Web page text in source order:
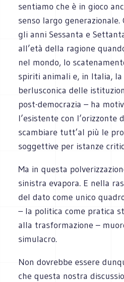
sentiamo che è in gioco
senso largo generazionale.
gli anni Sessanta e
all’età della ragione
nel mondo, lo
spiriti animali e, in Italia, la
berlusconica delle
post-democrazia – ha
l’esistente con l’orizzonte
scambiare tutt’al più le
soggettive per istanze
Ma in questa
sinistra evapora. E nella
del dato come unico
– la politica come pratica
alla trasformazione –
simulacro.
Non dovrebbe essere
che questa nostra